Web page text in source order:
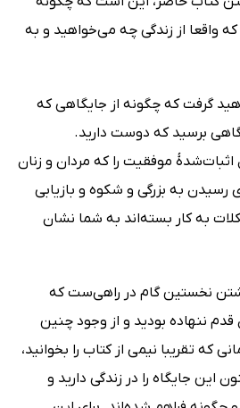
واقعا از زندگی چه می‌خواهید و به
گرفت که چگونه از جایگاهی که
برسید که دوست دارید.
موفقیت را که مردان و زنان
رسیدن به بزرگی و شکوه و بازیابی
به کار بسته‌اند به شما نشان
نخستین گام در راهی‌ست که
قدم ننهاده بودید و از وجود چنین
که تقریبا نیمی از کتاب را بخوانید،
این جایگاه را در زندگی دارید و